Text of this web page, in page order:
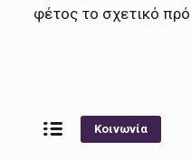
φέτος το σχετικό
Κοινωνία